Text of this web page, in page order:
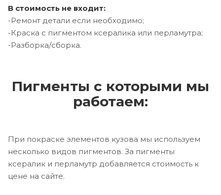
В стоимость не входит:
-Ремонт детали если необходимо;
-Краска с пигментом ксералика или перламутра;
-Разборка/сборка.
Пигменты с которыми мы
работаем:
При покраске элементов кузова мы используем
несколько видов пигментов. За пигменты
ксералик и перламутр добавляется стоимость к
цене на сайте.